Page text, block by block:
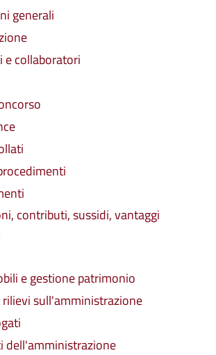
generali
e collaboratori
contributi, sussidi, vantaggi
e gestione patrimonio
sull'amministrazione
dell'amministrazione